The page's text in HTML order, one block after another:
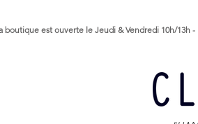
boutique est ouverte le Jeudi & Vendredi 10h/13h